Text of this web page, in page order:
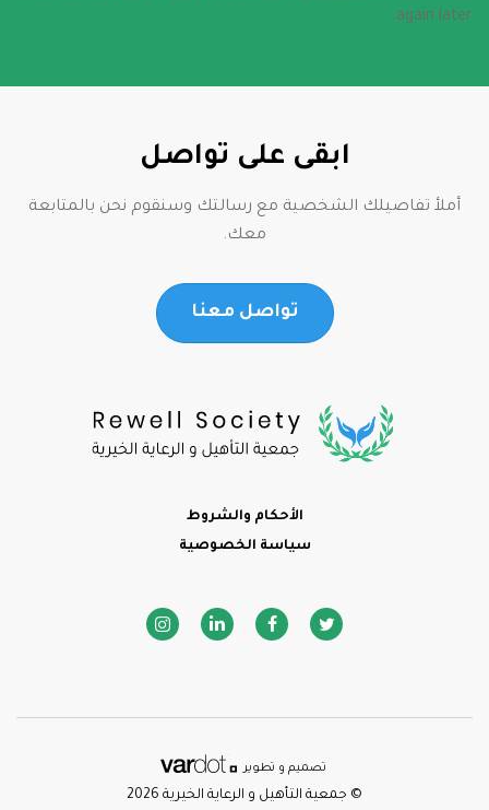
again later.
Footer
الأحكام والشروط
سياسة الخصوصية
Social media icons
ابقى على تواصل
أملأ تفاصيلك الشخصية مع رسالتك وسنقوم نحن بالمتابعة
معك.
تواصل معنا
تصميم و تطوير
© جمعية التأهيل و الرعاية الخيرية 2026